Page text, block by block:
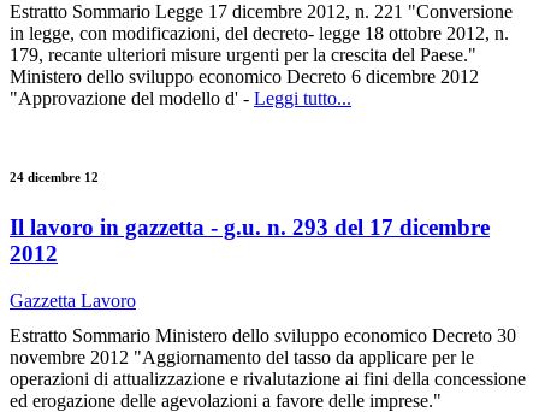
Estratto Sommario Legge 17 dicembre 2012, n. 221 "Conversione
in legge, con modificazioni, del decreto- legge 18 ottobre 2012, n.
179, recante ulteriori misure urgenti per la crescita del Paese."
Ministero dello sviluppo economico Decreto 6 dicembre 2012
"Approvazione del modello d' - Leggi tutto...
24 dicembre 12
Il lavoro in gazzetta - g.u. n. 293 del 17 dicembre
2012
Gazzetta Lavoro
Estratto Sommario Ministero dello sviluppo economico Decreto 30
novembre 2012 "Aggiornamento del tasso da applicare per le
operazioni di attualizzazione e rivalutazione ai fini della concessione
ed erogazione delle agevolazioni a favore delle imprese."